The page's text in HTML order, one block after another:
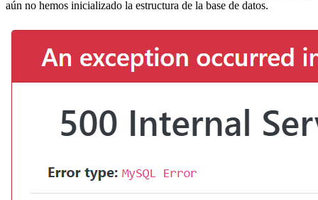
aún no hemos inicializado la estructura de la base de datos.